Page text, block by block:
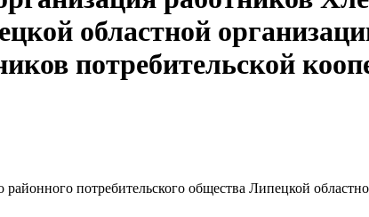
областной
потребительской
потребительского общества Липецкой